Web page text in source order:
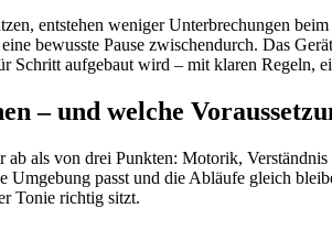
entstehen weniger Unterbrechungen
bewusste Pause zwischendurch. Das
Schritt aufgebaut wird – mit klaren Regeln,
– und welche
als von drei Punkten: Motorik,
passt und die Abläufe gleich
Tonie richtig sitzt.